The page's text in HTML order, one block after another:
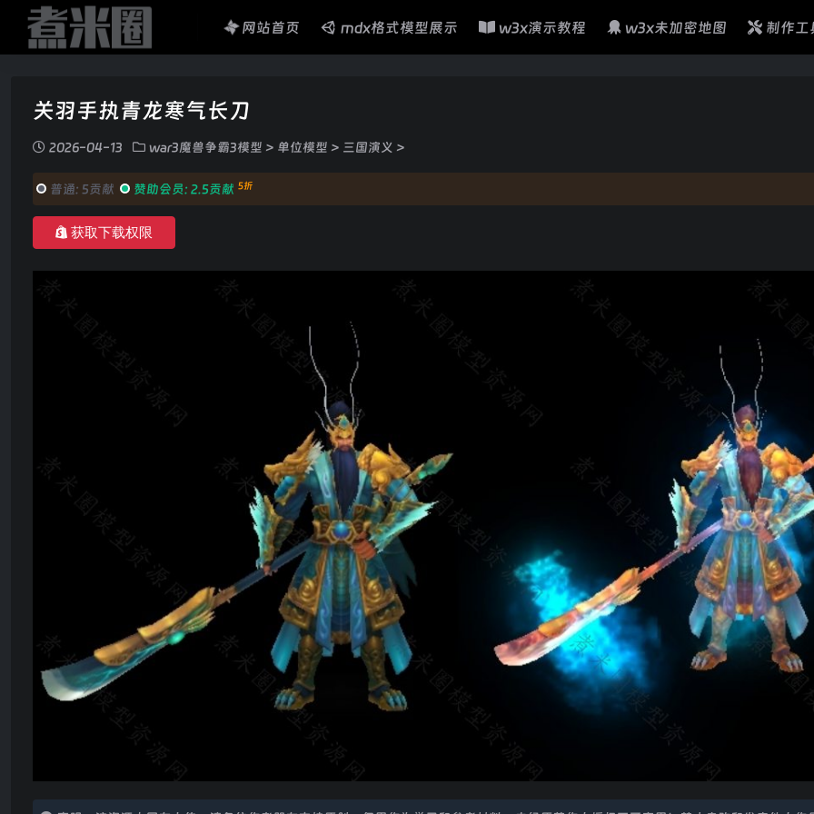
网站首页 mdx格式模型展示 w3x演示教程 w3x未加密地图 制作工
关羽手执青龙寒气长刀
2026-04-13 war3魔兽争霸3模型 > 单位模型 > 三国演义 >
普通: 5贡献 赞助会员: 2.5贡献 5折
获取下载权限